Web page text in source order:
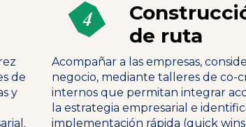
de
y
de ruta
Acompañar a las empresas,
negocio, mediante talleres de co-
internos que permitan integrar
la estrategia empresarial e
implementación rápida (quick